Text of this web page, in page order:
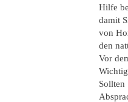
Hilfe
damit
von
den
Vor